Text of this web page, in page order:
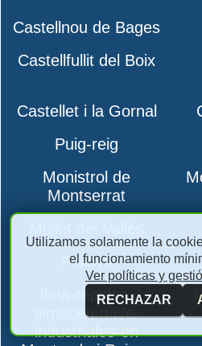
Castellnou de Bages
Castellfullit del Boix
Castellet i la Gornal
Puig-reig
Monistrol de
Montserrat
Polinyà
lona-rapidas-
almacen-nave-
industriales-en
Utilizamos solamente la
el funcionamiento
Ver políticas y
RECHAZAR